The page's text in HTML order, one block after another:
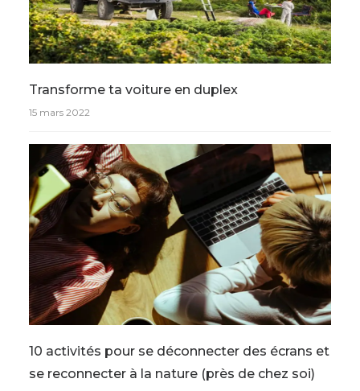
Transforme ta voiture en duplex
15 mars 2022
10 activités pour se déconnecter des écrans et
se reconnecter à la nature (près de chez soi)